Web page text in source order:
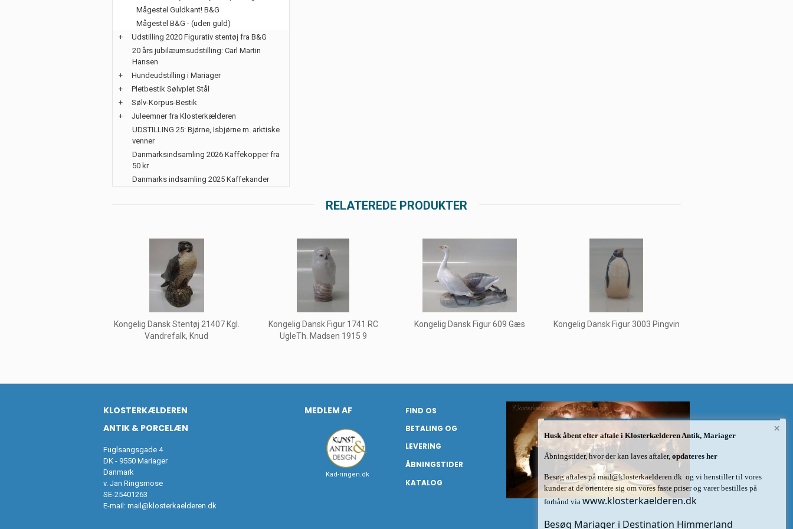
Mågestel Guldkant! B&G
Mågestel B&G - (uden guld)
+
Udstilling 2020 Figurativ stentøj fra B&G
20 års jubilæumsudstilling: Carl Martin
Hansen
+
Hundeudstilling i Mariager
+
Pletbestik Sølvplet Stål
+
Sølv-Korpus-Bestik
+
Juleemner fra Klosterkælderen
UDSTILLING 25: Bjørne, Isbjørne m. arktiske
venner
Danmarksindsamling 2026 Kaffekopper fra
50 kr
Danmarks indsamling 2025 Kaffekander
RELATEREDE PRODUKTER
Kongelig Dansk Stentøj 21407 Kgl.
Vandrefalk, Knud
Kongelig Dansk Figur 1741 RC
UgleTh. Madsen 1915 9
Kongelig Dansk Figur 609 Gæs Kongelig Dansk Figur 3003 Pingvin
KLOSTERKÆLDEREN
ANTIK & PORCELÆN
Fuglsangsgade 4
DK - 9550 Mariager
Danmark
v. Jan Ringsmose
SE-25401263
E-mail: mail@klosterkaelderen.dk
MEDLEM AF
Kad-ringen.dk
FIND OS
BETALING OG
LEVERING
ÅBNINGSTIDER
KATALOG
×
Husk åbent efter aftale i Klosterkælderen Antik, Mariager
Åbningstider, hvor der kan laves aftaler, opdateres her
Besøg aftales på mail@klosterkaelderen.dk og vi henstiller til vores
kunder at de orientere sig om vores faste priser og varer bestilles på
forhånd via www.klosterkaelderen.dk
Besøg Mariager i Destination Himmerland